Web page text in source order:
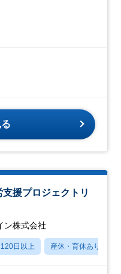
支援プロジェクトリ
ン株式会社
日以上 産休・育休あり